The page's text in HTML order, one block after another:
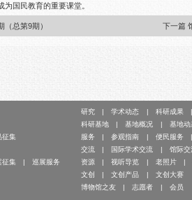
国民教育的重要课堂。
总第9期） 下一篇
征集
征集 巡展服务
研究 学术动态 科研成果
科研基地
基地概况 基地动
服务
参观指南 便民服务
交流
国际学术交流 馆际交
资源
视听导览 老照片
文创
文创产品
文创大赛
博物馆之友
志愿者 会员